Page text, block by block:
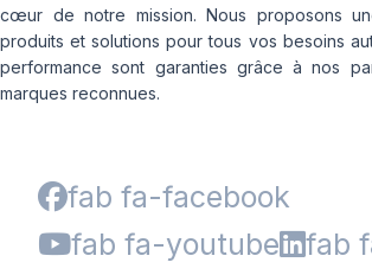
cœur de notre mission. Nous proposons
produits et solutions pour tous vos besoins
performance sont garanties grâce à nos
marques reconnues.
fab fa-facebook
fab fa-youtube
fab